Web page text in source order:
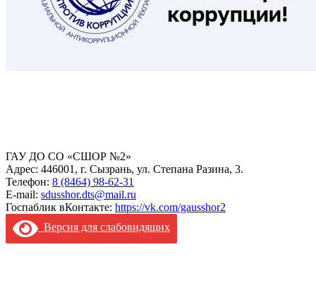
ГАУ ДО СО «СШОР №2»
Адрес: 446001, г. Сызрань, ул. Степана Разина, 3.
Телефон: 8 (8464) 98-62-31
E-mail: sdusshor.dts@mail.ru
Госпаблик вКонтакте: https://vk.com/gausshor2
Версия для слабовидящих